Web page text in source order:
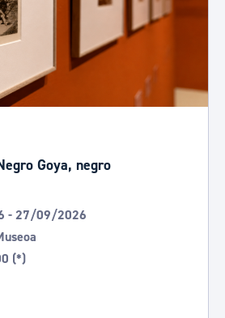
Goya, negro
- 27/09/2026
(*)